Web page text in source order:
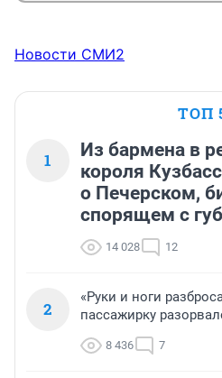
Новости СМИ2
ТОП
1
Из бармена в
короля
о Печерском,
спорящем с
14 028 12
2
«Руки и ноги
пассажирку
8 436 7